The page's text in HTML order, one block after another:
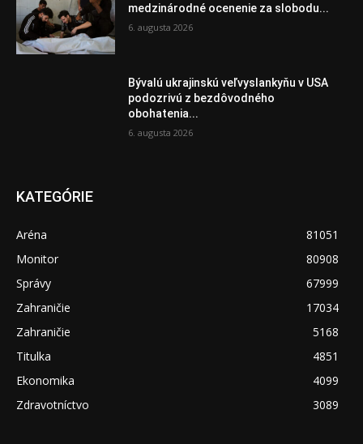
medzinárodné ocenenie za slobodu...
6. augusta 2026
Bývalú ukrajinskú veľvyslankyňu v USA
podozrivú z bezdôvodného
obohatenia...
6. augusta 2026
KATEGÓRIE
Aréna
81051
Monitor
80908
Správy
67999
Zahraničie
17034
Zahraničie
5168
Titulka
4851
Ekonomika
4099
Zdravotníctvo
3089